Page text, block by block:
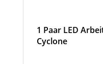
1 Paar LED
Cyclone